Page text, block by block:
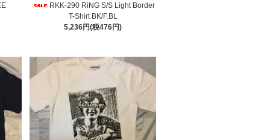
RKK-290 RiNG S/S Light Border
T-Shirt BK/F.BL
5,236円(税476円)